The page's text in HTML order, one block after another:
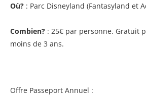
Où? : Parc Disneyland (Fantasyland et
Combien? : 25€ par personne. Gratuit
moins de 3 ans.
Offre Passeport Annuel :